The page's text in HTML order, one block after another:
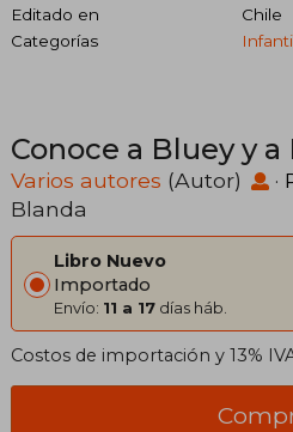
Editado en
Chile
Categorías
Conoce a Bluey y
Varios autores (Autor) ·
Blanda
Libro Nuevo
Importado
Envío: 11 a 17 días háb.
Costos de importación y 13%